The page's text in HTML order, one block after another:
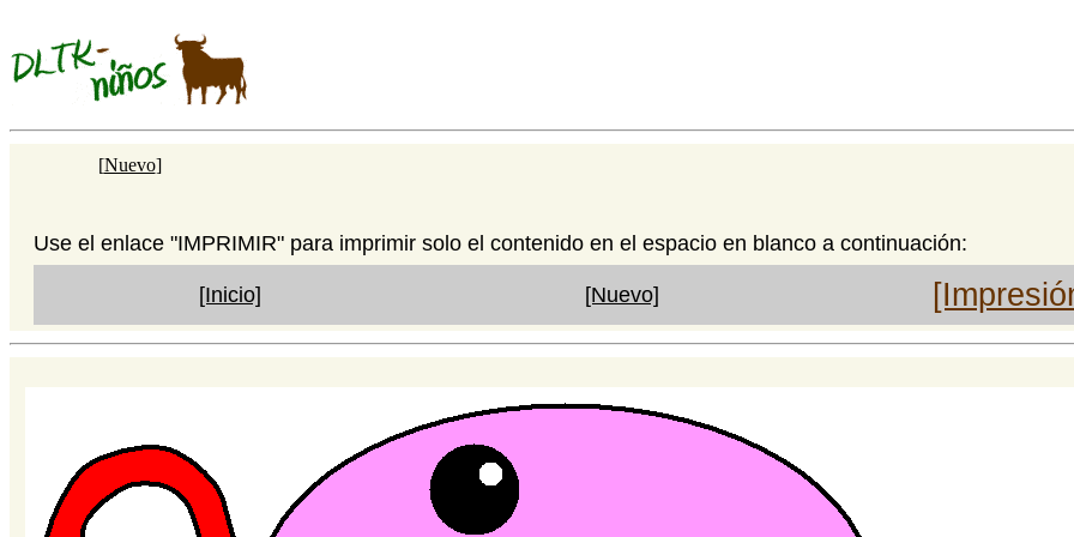
[Nuevo]
Use el enlace "IMPRIMIR" para imprimir solo el contenido en el espacio en blanco a continuación:
[Inicio] [Nuevo]